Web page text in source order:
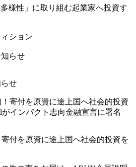
様性」に取り組む起業家へ投資す
ション
せ
付を原資に途上国へ社会的投資を